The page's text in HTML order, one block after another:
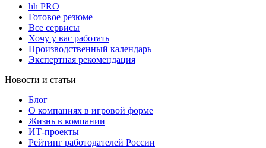
hh PRO
Готовое резюме
Все сервисы
Хочу у вас работать
Производственный календарь
Экспертная рекомендация
Новости и статьи
Блог
О компаниях в игровой форме
Жизнь в компании
ИТ-проекты
Рейтинг работодателей России